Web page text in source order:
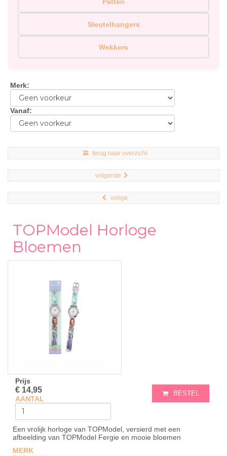
Sleutelhangers
Wekkers
Merk:
Vanaf:
terug naar overzicht
volgende
vorige
TOPModel Horloge
Bloemen
Prijs
€ 14,95
AANTAL
BESTEL
Een vrolijk horloge van TOPModel, versierd met een
afbeelding van TOPModel Fergie en mooie bloemen
MERK